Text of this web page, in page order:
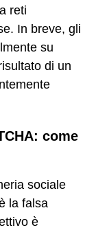
reti
In breve, gli
su
di un
come
sociale
la falsa
è